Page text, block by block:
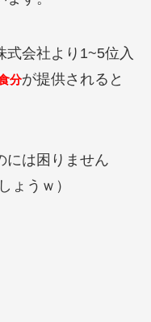
式会社より1~5位入
分が提供されると
には困りません
ょうｗ）